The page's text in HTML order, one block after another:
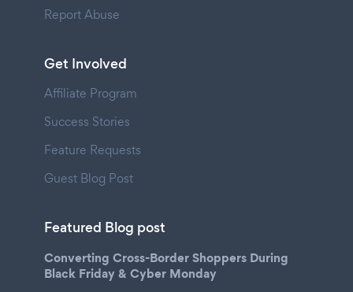
Report Abuse
Get Involved
Affiliate Program
Success Stories
Feature Requests
Guest Blog Post
Featured Blog post
Converting Cross-Border Shoppers During
Black Friday & Cyber Monday